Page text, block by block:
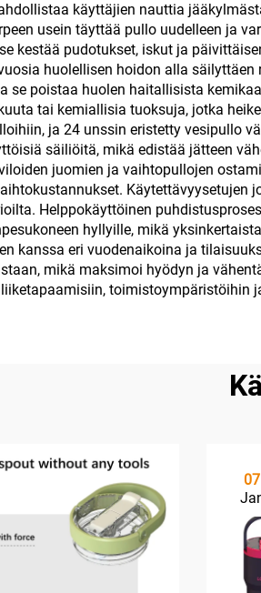
käyttäjien nauttia
usein täyttää pullo uudelleen ja
kestää pudotukset, iskut ja
huolellisen hoidon alla
se poistaa huolen haitallisista
tai kemiallisia tuoksuja, jotka
ja 24 unssin eristetty vesipullo
säiliöitä, mikä edistää jätteen
juomien ja vaihtopullojen
Käytettävyysetujen
Helppokäyttöinen
hyllyille, mikä
kanssa eri vuodenaikoina ja
mikä maksimoi hyödyn ja
07